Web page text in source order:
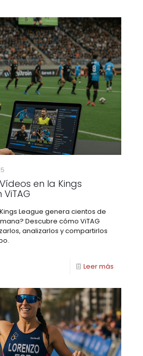
en la Kings
League genera cientos de
Descubre cómo ViTAG
analizarlos y compartirlos
Leer más